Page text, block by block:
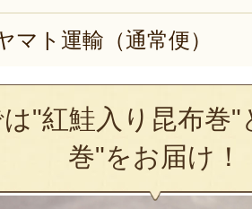
マト運輸（通常便）
"紅鮭入り昆布巻
巻"をお届け！